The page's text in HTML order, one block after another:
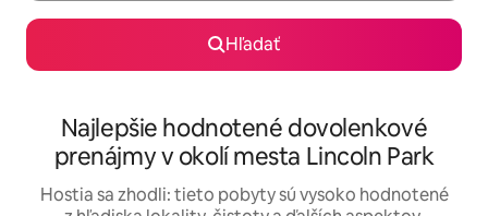
Hľadať
Najlepšie hodnotené dovolenkové
prenájmy v okolí mesta Lincoln Park
Hostia sa zhodli: tieto pobyty sú vysoko hodnotené